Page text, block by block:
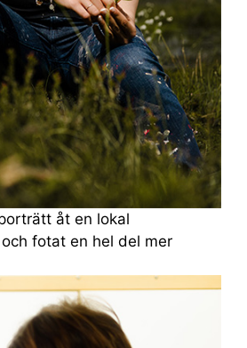
åt en lokal
fotat en hel del mer